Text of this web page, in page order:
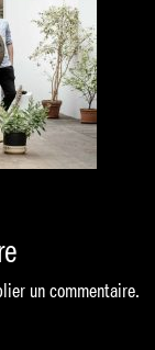
un commentaire.